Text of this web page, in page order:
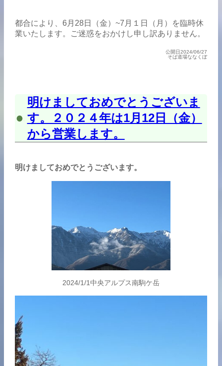
都合により、6月28日（金）~7月１日（月）を臨時休
業いたします。ご迷惑をおかけし申し訳ありません。
公開日2024/06/27
そば道場ななくぼ
明けましておめでとうございま
す。２０２４年は1月12日（金）
から営業します。
明けましておめでとうございます。
2024/1/1中央アルプス南駒ケ岳